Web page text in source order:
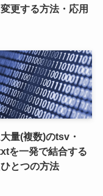
更する方法・応用
量(複数)のtsv・
を一発で結合する
とつの方法